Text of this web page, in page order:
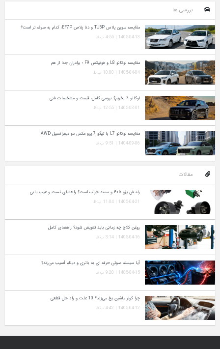
بررسی ها
مقایسه سورن پلاس TU5P و دنا پلاس EF7P؛ کدام به‌ صرفه‌ تر است؟
1405-04-13 | 4:55 ب.ظ
مقایسه لوکانو L8 و فونیکس F9 ؛ برادران جدا از هم
1405-04-04 | 10:00 ب.ظ
لوکانو 7 بخریم؟ بررسی کامل، قیمت و مشخصات فنی
1405-03-01 | 12:55 ب.ظ
مقایسه لوکانو L7 با تیگو 7 پرو مکس دو دیفرانسیل AWD
1404-09-06 | 9:51 ب.ظ
مقالات
رله فن پژو ۴۰۵ و سمند خراب است؟ راهنمای تست و عیب‌ یابی
1405-04-21 | 11:04 ب.ظ
روغن کلاچ چه زمانی باید تعویض شود؟ راهنمای کامل
1405-04-16 | 3:14 ب.ظ
آیا سیستم صوتی حرفه‌ ای به باتری و دینام آسیب می‌زند؟
1405-04-15 | 9:20 ب.ظ
چرا کولر ماشین یخ می‌زند؟ 10 علت و راه‌ حل قطعی
1405-04-12 | 4:42 ب.ظ